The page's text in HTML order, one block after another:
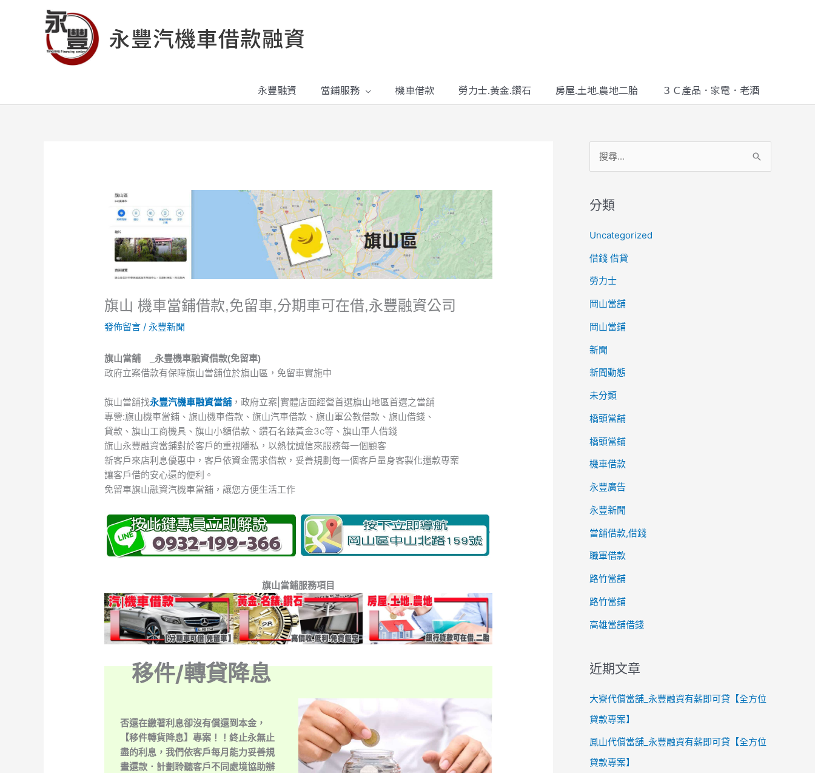
永豐汽機車借款融資
永豐融資 當鋪服務 機車借款 勞力士.黃金.鑽石 房屋.土地.農地二胎 ３Ｃ產品．家電．老酒
旗山 機車當鋪借款,免留車,分期車可在借,永豐融資公司
發佈留言 /永豐新聞
旗山當舖 _永豐機車融資借款(免留車)
政府立案借款有保障旗山當舖位於旗山區，免留車實施中
旗山當舖找永豐汽機車融資當舖 ，政府立案|實體店面經營首選旗山地區首選之當舖
專營:旗山機車當鋪、旗山機車借款、旗山汽車借款、旗山軍公教借款、旗山借錢、
貸款、旗山工商機具、旗山小額借款、鑽石名錶黃金3c等、旗山軍人借錢
旗山永豐融資當鋪對於客戶的重視隱私，以熱忱誠信來服務每一個顧客
新客戶來店利息優惠中，客戶依資金需求借款，妥善規劃每一個客戶量身客製化還款專案
讓客戶借的安心還的便利。
免留車旗山融資汽機車當舖，讓您方便生活工作
旗山當鋪服務項目
移件/轉貸降息
否還在繳著利息卻沒有償還到本金，
【移件轉貨降息】專案！！終止永無止
盡的利息，我們依客戶每月能力妥善規
畫還款．計劃聆聽客戶不同處境協助辦
關
字
:
分類
Uncategorized
借錢 借貸
勞力士
岡山當舖
岡山當鋪
新聞
新聞動態
未分類
橋頭當舖
橋頭當鋪
機車借款
永豐廣告
永豐新聞
當舖借款,借錢
職軍借款
路竹當舖
路竹當鋪
高雄當舖借錢
近期文章
大寮代償當舖_永豐融資有薪即可貸【全方位
貸款專案】
鳳山代償當舖_永豐融資有薪即可貸【全方位
貸款專案】